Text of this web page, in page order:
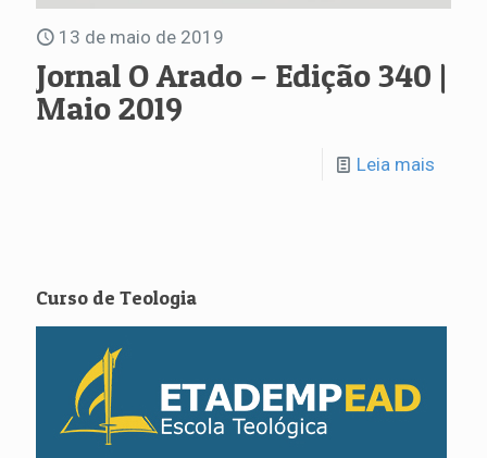
13 de maio de 2019
Jornal O Arado – Edição 340 |
Maio 2019
Leia mais
Curso de Teologia